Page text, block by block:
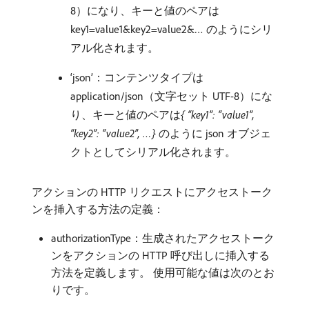
8）になり、キーと値のペアは
key1=value1&key2=value2&… のようにシリ
アル化されます。
‘json’：コンテンツタイプは
application/json（文字セット UTF-8）にな
り、キーと値のペアは​{ “key1”: “value1”,
“key2”: “value2”, …} のように json オブジェ
クトとしてシリアル化されます。
アクションの HTTP リクエストにアクセストーク
ンを挿入する方法の定義：
authorizationType：生成されたアクセストーク
ンをアクションの HTTP 呼び出しに挿入する
方法を定義します。 使用可能な値は次のとお
りです。